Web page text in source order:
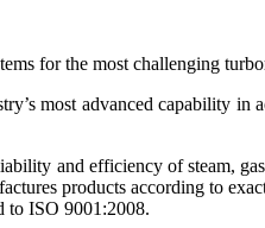
for the most challenging
most advanced capability in
and efficiency of steam,
products according to
to ISO 9001:2008.